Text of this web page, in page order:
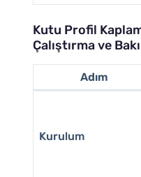
Kutu Profil
Çalıştırma ve
Adım
Kurulum